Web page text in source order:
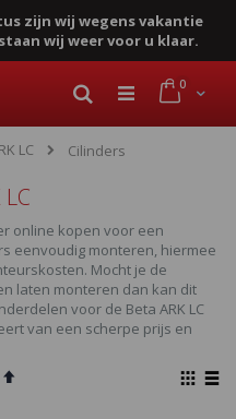
zijn wij wegens vakantie
wij weer voor u klaar.
Cart
0
Zoek
LC Cilinders
online kopen voor een
eenvoudig monteren, hiermee
Mocht je de
laten monteren dan kan dit
voor de Beta ARK LC
van een scherpe prijs en
Van